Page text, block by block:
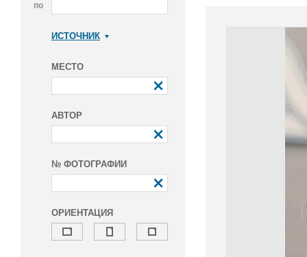
по
ИСТОЧНИК
МЕСТО
АВТОР
№ ФОТОГРАФИИ
ОРИЕНТАЦИЯ